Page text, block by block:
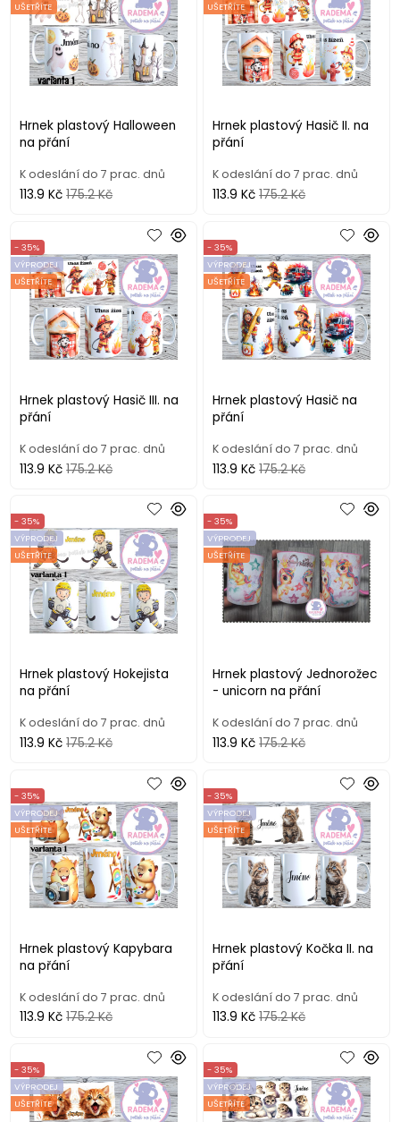
Hrnek plastový Halloween
na přání
UŠETŘÍTE
K odeslání do 7 prac. dnů
113.9 Kč 175.2 Kč
Hrnek plastový Hasič II. na
přání
UŠETŘÍTE
K odeslání do 7 prac. dnů
113.9 Kč 175.2 Kč
Hrnek plastový Hasič III. na
přání
- 35%
VÝPRODEJ
UŠETŘÍTE
K odeslání do 7 prac. dnů
113.9 Kč 175.2 Kč
Hrnek plastový Hasič na
přání
- 35%
VÝPRODEJ
UŠETŘÍTE
K odeslání do 7 prac. dnů
113.9 Kč 175.2 Kč
Hrnek plastový Hokejista
na přání
- 35%
VÝPRODEJ
UŠETŘÍTE
K odeslání do 7 prac. dnů
113.9 Kč 175.2 Kč
Hrnek plastový Jednorožec
- unicorn na přání
- 35%
VÝPRODEJ
UŠETŘÍTE
K odeslání do 7 prac. dnů
113.9 Kč 175.2 Kč
Hrnek plastový Kapybara
na přání
- 35%
VÝPRODEJ
UŠETŘÍTE
K odeslání do 7 prac. dnů
113.9 Kč 175.2 Kč
Hrnek plastový Kočka II. na
přání
- 35%
VÝPRODEJ
UŠETŘÍTE
K odeslání do 7 prac. dnů
113.9 Kč 175.2 Kč
- 35%
VÝPRODEJ
UŠETŘÍTE
- 35%
VÝPRODEJ
UŠETŘÍTE